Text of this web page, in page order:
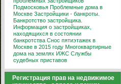
Подмосковья Проблемные дома в
Москве Застройщики - банкроты.
Банкротство застройщика.
Информация о застройщиках,
находящихся в состоянии
банкротства Снос пятиэтажек в
Москве в 2015 году Многоквартирные
дома на землях ИЖС Службы
судебных приставов
Регистрация прав на недвижимое